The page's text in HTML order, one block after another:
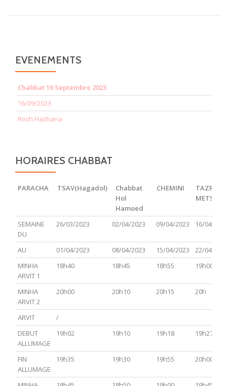
EVENEMENTS
Chabbat 16 Septembre 2023
16/09/2023
Roch Hachana
HORAIRES CHABBAT
PARACHA TSAV(Hagadol)
Chabbat
Hol
Hamoed
CHEMINI
TAZRIA
PARACHA TSAV(Hagadol)
Chabbat
Hamoed
CHEMINI
TAZRIA
SEMAINE
DU
26/03/2023 02/04/2023 09/04/2023 16/04/
AU 01/04/2023 08/04/2023 15/04/2023
22/04/
MINHA
ARVIT 1
18h40 18h45 18h55 19h00
MINHA
ARVIT 2
20h00 20h10 20h15 20h
ARVIT
/
DEBUT
ALLUMAGE
19h02 19h10 19h18 19h27
FIN
ALLUMAGE
19h35 19h30 19h55 20h00